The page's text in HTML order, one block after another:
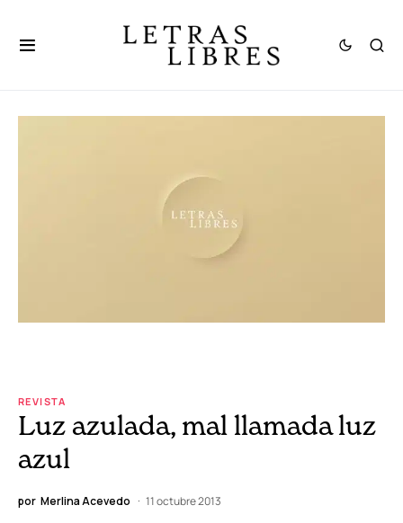
REVISTA
Luz azulada, mal llamada luz
azul
por Merlina Acevedo 11 octubre 2013